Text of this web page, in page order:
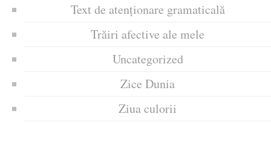
Text de atenționare gramaticală
Trăiri afective ale mele
Uncategorized
Zice Dunia
Ziua culorii